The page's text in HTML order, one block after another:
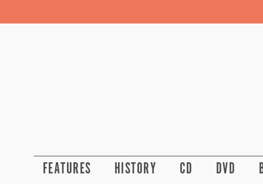
FEATURES HISTORY CD DVD